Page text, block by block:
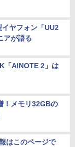
ヤフォン「UU2
アが語る
「AINOTE 2」は
！メモリ32GBの
はこのページで